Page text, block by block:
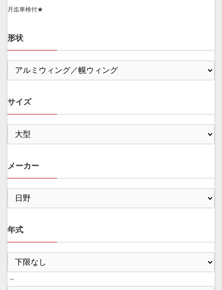
月迄車検付★
形状
サイズ
メーカー
年式
～